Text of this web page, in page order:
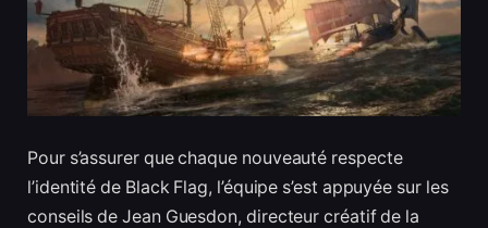
Pour s’assurer que chaque nouveauté respecte
l’identité de Black Flag, l’équipe s’est appuyée sur les
conseils de Jean Guesdon, directeur créatif de la